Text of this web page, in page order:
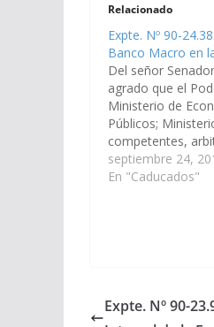
Relacionado
Expte. Nº 90-
Banco Macro en
Del señor
agrado que el
Ministerio de
Públicos;
competentes,
Autoridades del
resulten
septiembre 24,
En "Caducados"
Expte. Nº 90-